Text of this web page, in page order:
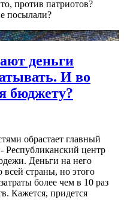
против патриотов?
посылали?
деньги
И во
бюджету?
обрастает главный
Республиканский центр
Деньги на него
всей страны, но этого
более чем в 10 раз
Кажется, придется